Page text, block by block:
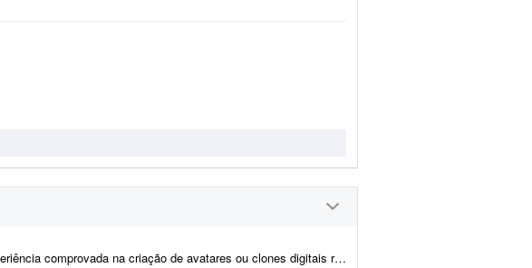
de avatares ou clones digitais realistas utilizando inteligência artificial. O projeto consiste em criar um clo...